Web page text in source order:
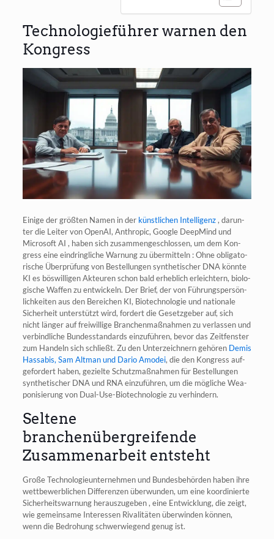
Technologieführer warnen den
Kongress
Eini­ge der größ­ten Namen in der künst­li­chen Intel­li­genz, dar­un­
ter die Lei­ter von Ope­nAI, Anthro­pic, Goog­le Deep­Mind und
Micro­soft AI , haben sich zusam­men­ge­schlos­sen, um dem Kon­
gress eine ein­dring­li­che War­nung zu über­mit­teln : Ohne obli­ga­to­
ri­sche Über­prü­fung von Bestel­lun­gen syn­the­ti­scher DNA könn­te
KI es bös­wil­li­gen Akteu­ren schon bald erheb­lich erleich­tern, bio­lo­
gi­sche Waf­fen zu ent­wi­ckeln. Der Brief, der von Füh­rungs­per­sön­
lich­kei­ten aus den Berei­chen KI, Bio­tech­no­lo­gie und natio­na­le
Sicher­heit unter­stützt wird, for­dert die Gesetz­ge­ber auf, sich
nicht län­ger auf frei­wil­li­ge Bran­chen­maß­nah­men zu ver­las­sen und
ver­bind­li­che Bun­des­stan­dards ein­zu­füh­ren, bevor das Zeit­fens­ter
zum Han­deln sich schließt. Zu den Unter­zeich­nern gehö­ren Demis
Hass­a­bis, Sam Alt­man und Dario Amo­dei, die den Kon­gress auf­
ge­for­dert haben, geziel­te Schutz­maß­nah­men für Bestel­lun­gen
syn­the­ti­scher DNA und RNA ein­zu­füh­ren, um die mög­li­che Wea­
po­nisie­rung von Dual-Use-Bio­tech­no­lo­gie zu verhindern.
Seltene
branchenübergreifende
Zusammenarbeit entsteht
Gro­ße Tech­no­lo­gie­un­ter­neh­men und Bun­des­be­hör­den haben ihre
wett­be­werb­li­chen Dif­fe­ren­zen über­wun­den, um eine koor­di­nier­te
Sicher­heits­war­nung her­aus­zu­ge­ben , eine Ent­wick­lung, die zeigt,
wie gemein­sa­me Inter­es­sen Riva­li­tä­ten über­win­den kön­nen,
wenn die Bedro­hung schwer­wie­gend genug ist.